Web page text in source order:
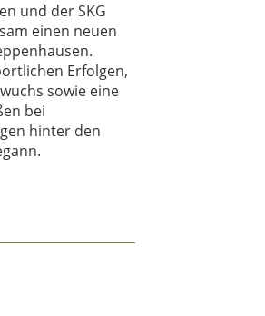
und der SKG
einen neuen
Erfolgen,
sowie eine
bei
hinter den